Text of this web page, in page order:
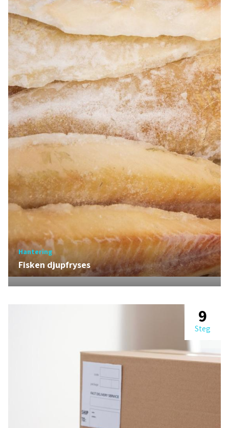
Hantering
Fisken djupfryses
9
Steg